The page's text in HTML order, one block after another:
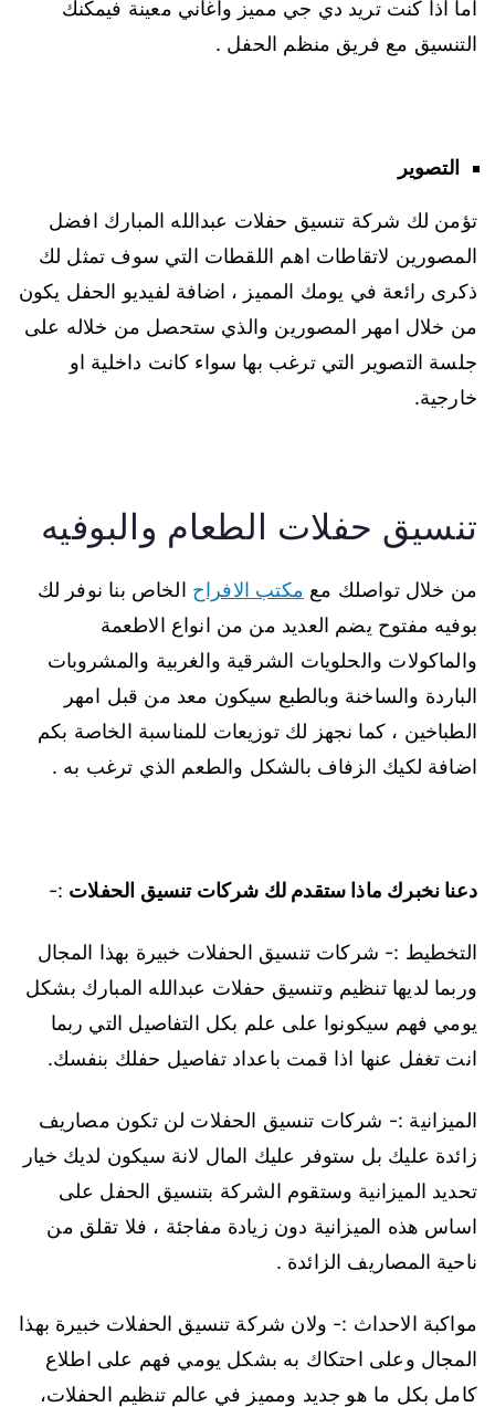
اما اذا كنت تريد دي جي مميز واغاني معينة فيمكنك
التنسيق مع فريق منظم الحفل .
التصوير
تؤمن لك شركة تنسيق حفلات عبدالله المبارك افضل
المصورين لاتقاطات اهم اللقطات التي سوف تمثل لك
ذكرى رائعة في يومك المميز ، اضافة لفيديو الحفل يكون
من خلال امهر المصورين والذي ستحصل من خلاله على
جلسة التصوير التي ترغب بها سواء كانت داخلية او
خارجية.
تنسيق حفلات الطعام والبوفيه
من خلال تواصلك مع مكتب الافراح الخاص بنا نوفر لك
بوفيه مفتوح يضم العديد من من انواع الاطعمة
والماكولات والحلويات الشرقية والغربية والمشروبات
الباردة والساخنة وبالطبع سيكون معد من قبل امهر
الطباخين ، كما نجهز لك توزيعات للمناسبة الخاصة بكم
اضافة لكيك الزفاف بالشكل والطعم الذي ترغب به .
دعنا نخبرك ماذا ستقدم لك شركات تنسيق الحفلات :-
التخطيط :- شركات تنسيق الحفلات خبيرة بهذا المجال
وربما لديها تنظيم وتنسيق حفلات عبدالله المبارك بشكل
يومي فهم سيكونوا على علم بكل التفاصيل التي ربما
انت تغفل عنها اذا قمت باعداد تفاصيل حفلك بنفسك.
الميزانية :- شركات تنسيق الحفلات لن تكون مصاريف
زائدة عليك بل ستوفر عليك المال لانة سيكون لديك خيار
تحديد الميزانية وستقوم الشركة بتنسيق الحفل على
اساس هذه الميزانية دون زيادة مفاجئة ، فلا تقلق من
ناحية المصاريف الزائدة .
مواكبة الاحداث :- ولان شركة تنسيق الحفلات خبيرة بهذا
المجال وعلى احتكاك به بشكل يومي فهم على اطلاع
كامل بكل ما هو جديد ومميز في عالم تنظيم الحفلات،